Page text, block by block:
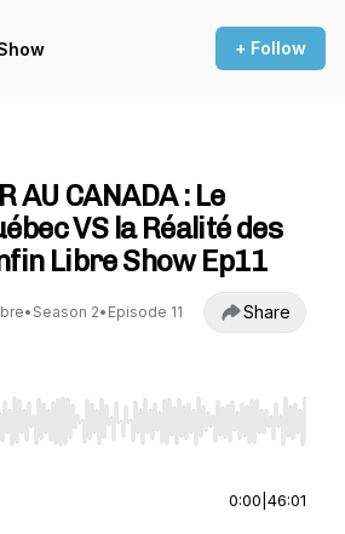
+ Follow
AU CANADA : Le
VS la Réalité des
Libre Show Ep11
• Season 2• Episode 11 Share
Right to seek, Home/End to jump to
0:00 46:01